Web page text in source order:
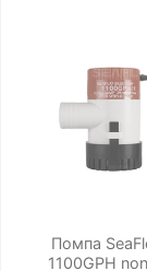
Помпа
1100GPH